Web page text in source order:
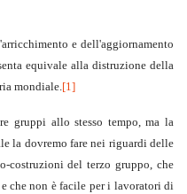
e dell'aggiornamento
equivale alla distruzione della
mondiale.[1]
gruppi allo stesso tempo, ma la
la dovremo fare nei riguardi delle
costruzioni del terzo gruppo, che
e che non è facile per i lavoratori di